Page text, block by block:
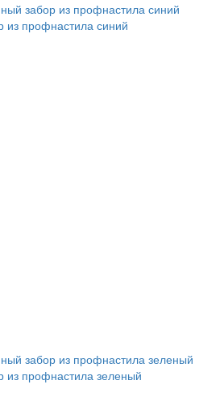
из профнастила синий
из профнастила зеленый